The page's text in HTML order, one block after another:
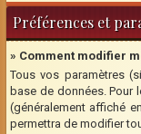
Préférences et
» Comment modifier
Tous vos paramètres
base de données. Pour
(généralement affiché
permettra de modifier